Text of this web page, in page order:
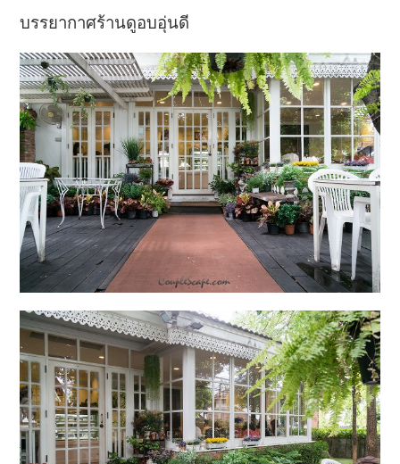
บรรยากาศร้านดูอบอุ่นดี